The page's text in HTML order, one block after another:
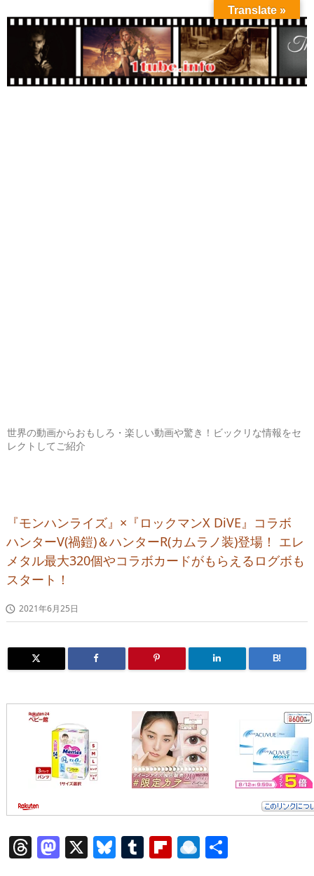
世界の動画からおもしろ・楽しい動画や驚き！ビックリな情報をセ
レクトしてご紹介
『モンハンライズ』×『ロックマンX DiVE』コラボ
ハンターV(禍鎧)＆ハンターR(カムラノ装)登場！ エレ
メタル最大320個やコラボカードがもらえるログボも
スタート！
 2021年6月25日
B!
T M X Bl T Fl R
Translate »